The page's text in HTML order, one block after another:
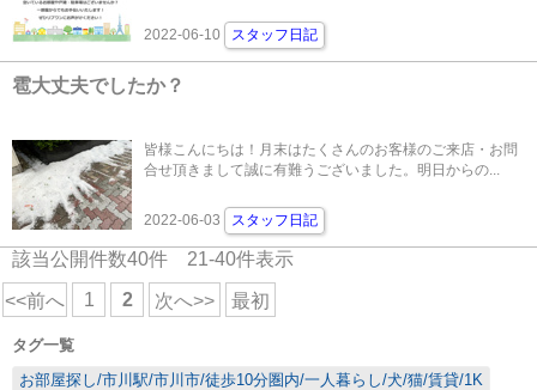
2022-06-10 スタッフ日記
雹大丈夫でしたか？
皆様こんにちは！月末はたくさんのお客様のご来店・お問
合せ頂きまして誠に有難うございました。明日からの...
2022-06-03 スタッフ日記
該当公開件数40件 21-40件表示
<<前へ 1 2 次へ>> 最初
タグ一覧
お部屋探し/市川駅/市川市/徒歩10分圏内/一人暮らし/犬/猫/賃貸/1K